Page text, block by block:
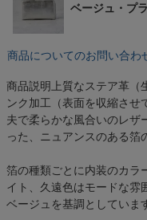
ベージュ・プ
商品についてのお問い合わ
商品説明 上質なステア革
ンク加工（表面を収縮させ
夫で柔らかな風合いのレザ
った、ニュアンスのある箔
箔の種類ごとに内装のカラ
イト、久遠色はモードな雰
ベージュを基調としていま